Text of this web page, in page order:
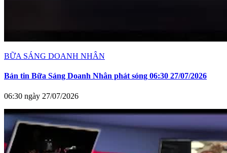
BỮA SÁNG DOANH NHÂN
Bản tin Bữa Sáng Doanh Nhân phát sóng 06:30 27/07/2026
06:30 ngày 27/07/2026